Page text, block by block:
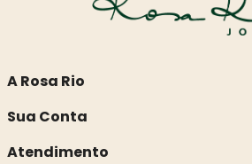
A Rosa Rio
Sua Conta
Atendimento